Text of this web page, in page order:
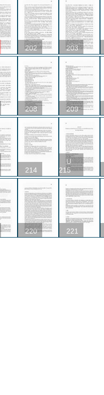
202 203
208 209
214
U
215
220 221